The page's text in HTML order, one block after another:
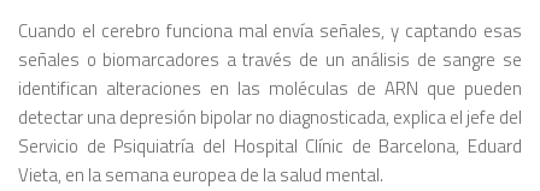
Cuando el cerebro funciona mal envía señales, y captando esas
señales o biomarcadores a través de un análisis de sangre se
identifican alteraciones en las moléculas de ARN que pueden
detectar una depresión bipolar no diagnosticada, explica el jefe del
Servicio de Psiquiatría del Hospital Clínic de Barcelona, Eduard
Vieta, en la semana europea de la salud mental.